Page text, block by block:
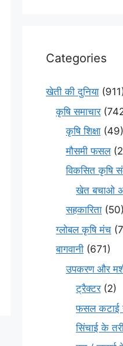
Categories
खेती की दुनिया
कृषि समाचार
कृषि शिक्षा (49)
मौसमी फसल
विकसित कृषि
खेत बचाओ
सहकारिता (50)
ग्लोबल कृषि मंच
बागवानी (671)
उपकरण और
ट्रैक्टर(2)
फसल कटाई
सिंचाई के